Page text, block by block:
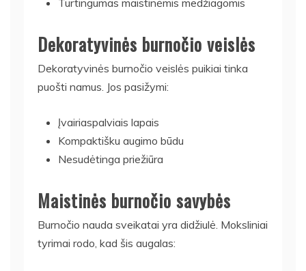
Turtingumas maistinėmis medžiagomis
Dekoratyvinės burnočio veislės
Dekoratyvinės burnočio veislės puikiai tinka
puošti namus. Jos pasižymi:
Įvairiaspalviais lapais
Kompaktišku augimo būdu
Nesudėtinga priežiūra
Maistinės burnočio savybės
Burnočio nauda sveikatai yra didžiulė. Moksliniai
tyrimai rodo, kad šis augalas: